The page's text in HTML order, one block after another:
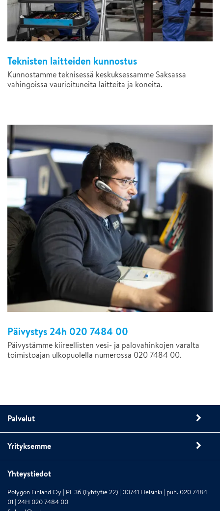
Teknisten laitteiden kunnostus
Kunnostamme teknisessä keskuksessamme Saksassa
vahingoissa vaurioituneita laitteita ja koneita.
Päivystys 24h 020 7484 00
Päivystämme kiireellisten vesi- ja palovahinkojen varalta
toimistoajan ulkopuolella numerossa 020 7484 00.
Palvelut
Yrityksemme
Yhteystiedot
Polygon Finland Oy | PL 36 (Lyhtytie 22) | 00741 Helsinki | puh. 020 7484
01 | 24H 020 7484 00